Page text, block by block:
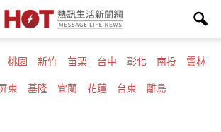
桃園 新竹 苗栗 台中 彰化 南投 雲林
東 基隆 宜蘭 花蓮 台東 離島